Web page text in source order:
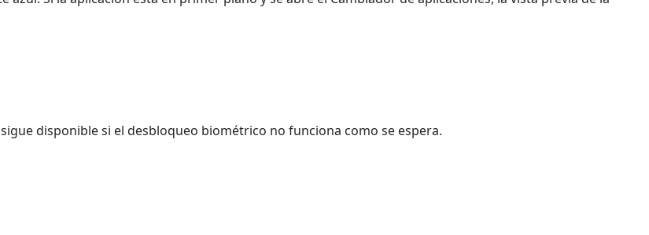
disponible si el desbloqueo biométrico no funciona como se espera.